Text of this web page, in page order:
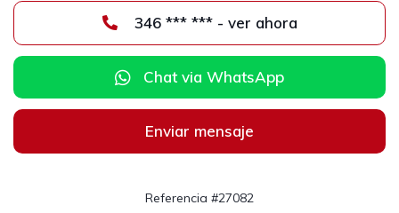
346 *** *** - ver ahora
Chat via WhatsApp
Enviar mensaje
Referencia #27082